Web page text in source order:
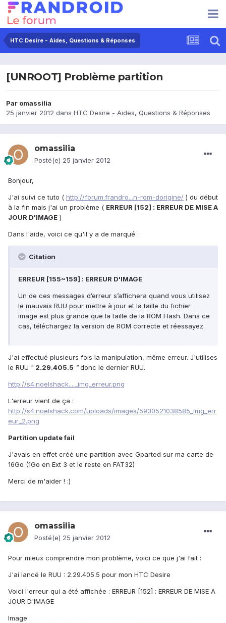
HTC Desire - Aides, Questions & Réponses
[UNROOT] Problème partition
Par omassilia
25 janvier 2012 dans HTC Desire - Aides, Questions & Réponses
omassilia
Posté(e) 25 janvier 2012
Bonjour,
J'ai suivi ce tuto ( http://forum.frandro...n-rom-dorigine/ ) du début
à la fin mais j'ai un problème ( ERREUR [152] : ERREUR DE MISE A
JOUR D'IMAGE )
Dans l'aide, voici ce qu'il y a de marqué :
Citation
ERREUR [155~159] : ERREUR D'IMAGE
Un de ces messages d’erreur s’affichera quand vous utilisez
le mauvais RUU pour mettre à jour et la taille du fichier
image est plus grande que la taille de la ROM Flash. Dans ce
cas, téléchargez la version de ROM correcte et réessayez.
J'ai effectué plusieurs fois la manipulation, même erreur. J'utilises
le RUU " 2.29.405.5 "donc le dernier RUU.
http://s4.noelshack...._img_erreur.png
L'erreur vient de ça :
http://s4.noelshack.com/uploads/images/5930521038585_img_err
eur_2.png
Partition update fail
J'avais en effet créé une partition avec Gparted sur ma carte de
16Go (1Go en Ext 3 et le reste en FAT32)
Merci de m'aider ! :)
omassilia
Posté(e) 25 janvier 2012
Pour mieux comprendre mon problème, voici ce que j'ai fait :
J'ai lancé le RUU : 2.29.405.5 pour mon HTC Desire
Voici l'erreur qui a été affichée : ERREUR [152] : ERREUR DE MISE A
JOUR D'IMAGE
Image :